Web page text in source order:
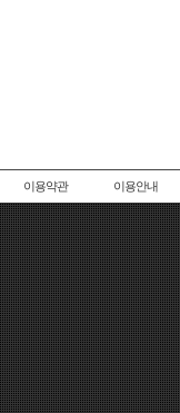
이용약관 이용안내